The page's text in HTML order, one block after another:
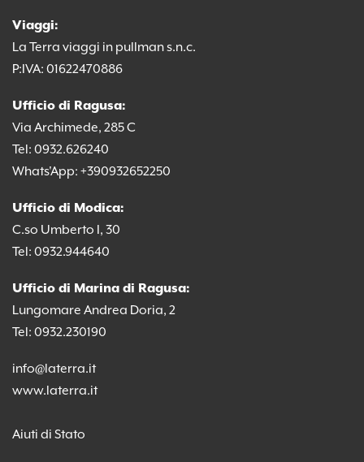
Viaggi:
La Terra viaggi in pullman s.n.c.
P:IVA: 01622470886
Ufficio di Ragusa:
Via Archimede, 285 C
Tel: 0932.626240
Whats'App: +390932652250
Ufficio di Modica:
C.so Umberto I, 30
Tel: 0932.944640
Ufficio di Marina di Ragusa:
Lungomare Andrea Doria, 2
Tel: 0932.230190
info@laterra.it
www.laterra.it
Aiuti di Stato